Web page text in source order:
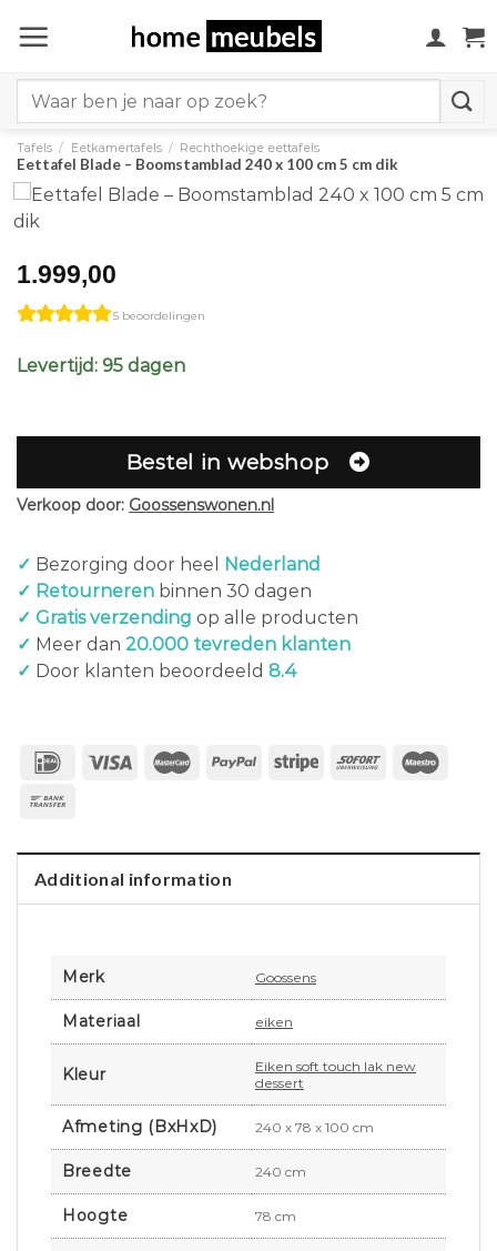
naar
for:
Tafels / Eetkamertafels / Rechthoekige eettafels
Eettafel Blade – Boomstamblad 240 x 100 cm 5 cm dik
1.999,00
5 beoordelingen
Levertijd: 95 dagen
Bestel in webshop
Verkoop door: Goossenswonen.nl
✓ Bezorging door heel
Nederland
✓ Retourneren binnen 30 dagen
✓ Gratis verzending op alle producten
✓ Meer dan 20.000 tevreden klanten
✓ Door klanten beoordeeld 8.4
Additional information
Merk Goossens
Materiaal eiken
Kleur
Eiken soft touch lak new
dessert
Afmeting (BxHxD) 240 x 78 x 100 cm
Breedte 240 cm
Hoogte 78 cm